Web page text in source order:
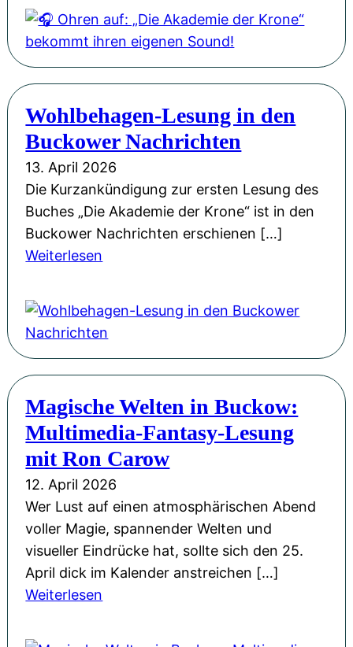
E
r
o
g
s
t
i
t
e
l
o
t
d
e
n
G
l
o
b
o
n
e
“
i
n
d
e
r
M
ä
r
i
s
h
n
O
d
e
r
z
e
i
h
r
e
a
u
f
:
„
D
k
a
d
m
i
e
d
e
r
K
r
o
n
Wohlbehagen-Lesung in den
Buckower Nachrichten
13. April 2026
Die Kurzankündigung zur ersten Lesung des
Buches „Die Akademie der Krone“ ist in den
Buckower Nachrichten erschienen […]
Weiterlesen
h
l
b
h
a
g
e
n
L
u
Magische Welten in Buckow:
Multimedia-Fantasy-Lesung
mit Ron Carow
12. April 2026
Wer Lust auf einen atmosphärischen Abend
voller Magie, spannender Welten und
visueller Eindrücke hat, sollte sich den 25.
April dick im Kalender anstreichen […]
Weiterlesen